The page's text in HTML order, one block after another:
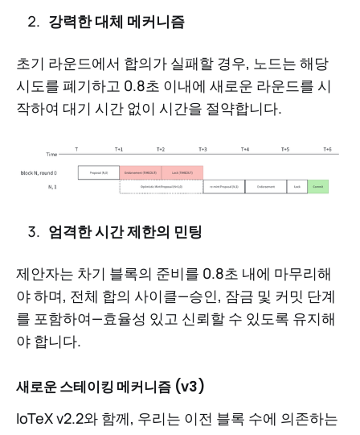
강력한 대체 메커니즘
초기 라운드에서 합의가 실패할 경우, 노드는 해당
시도를 폐기하고 0.8초 이내에 새로운 라운드를 시
작하여 대기 시간 없이 시간을 절약합니다.
엄격한 시간 제한의 민팅
제안자는 차기 블록의 준비를 0.8초 내에 마무리해
야 하며, 전체 합의 사이클—승인, 잠금 및 커밋 단계
를 포함하여—효율성 있고 신뢰할 수 있도록 유지해
야 합니다.
새로운 스테이킹 메커니즘 (v3)
IoTeX v2.2와 함께, 우리는 이전 블록 수에 의존하는